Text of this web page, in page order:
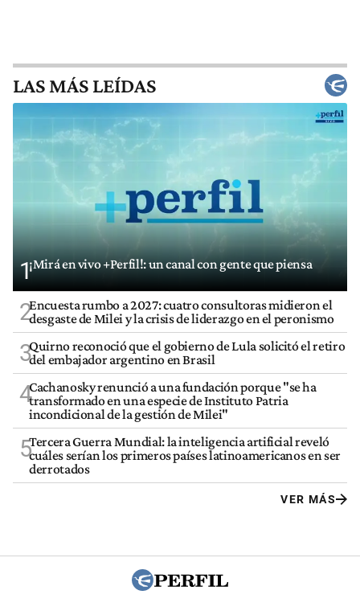
LAS MÁS LEÍDAS
1¡Mirá en vivo +Perfil!: un canal con gente que piensa
2Encuesta rumbo a 2027: cuatro consultoras midieron el
desgaste de Milei y la crisis de liderazgo en el peronismo
3Quirno reconoció que el gobierno de Lula solicitó el retiro
del embajador argentino en Brasil
4Cachanosky renunció a una fundación porque "se ha
transformado en una especie de Instituto Patria
incondicional de la gestión de Milei"
5Tercera Guerra Mundial: la inteligencia artificial reveló
cuáles serían los primeros países latinoamericanos en ser
derrotados
VER MÁS